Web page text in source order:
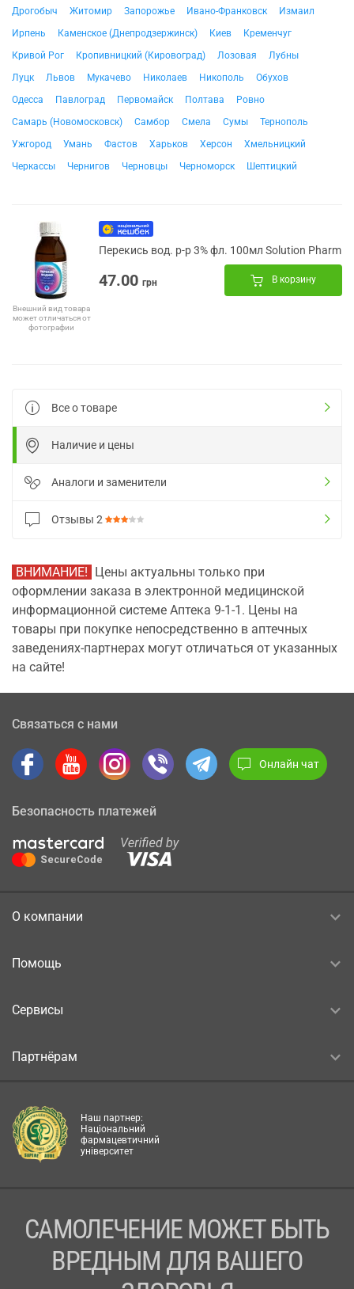
Дрогобыч
Житомир Запорожье Ивано-Франковск
Измаил
Ирпень
Каменское (Днепродзержинск) Киев
Кременчуг
Кривой Рог
Кропивницкий (Кировоград) Лозовая
Лубны
Луцк
Львов Мукачево Николаев Никополь
Обухов
Одесса
Павлоград Первомайск Полтава
Ровно
Самарь (Новомосковск)
Самбор Смела Сумы
Тернополь
Ужгород
Умань Фастов Харьков Херсон
Хмельницкий
Черкассы
Чернигов Черновцы Черноморск Шептицкий
Внешний вид товара
может отличаться от
фотографии
Перекись вод. р-р 3% фл. 100мл Solution Pharm
47.00 грн В корзину
Все о товаре
Наличие и цены
Аналоги и заменители
Отзывы 2
ВНИМАНИЕ! Цены актуальны только при
оформлении заказа в электронной медицинской
информационной системе Аптека 9-1-1. Цены на
товары при покупке непосредственно в аптечных
заведениях-партнерах могут отличаться от указанных
на сайте!
Связаться с нами
Онлайн чат
Безопасность платежей
О компании
Помощь
Сервисы
Партнёрам
Наш партнер:
Національний
фармацевтичний
університет
САМОЛЕЧЕНИЕ МОЖЕТ БЫТЬ
ВРЕДНЫМ ДЛЯ ВАШЕГО